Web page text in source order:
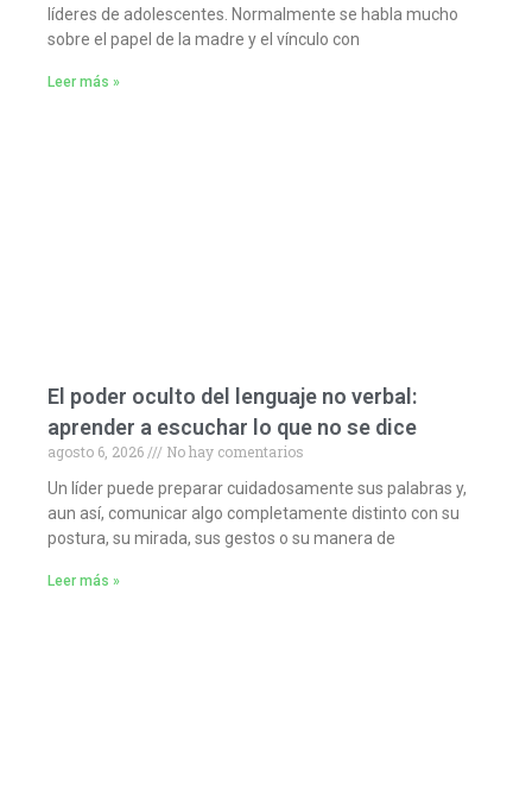
líderes de adolescentes. Normalmente se habla mucho
sobre el papel de la madre y el vínculo con
Leer más »
El poder oculto del lenguaje no verbal:
aprender a escuchar lo que no se dice
agosto 6, 2026
No hay comentarios
Un líder puede preparar cuidadosamente sus palabras y,
aun así, comunicar algo completamente distinto con su
postura, su mirada, sus gestos o su manera de
Leer más »